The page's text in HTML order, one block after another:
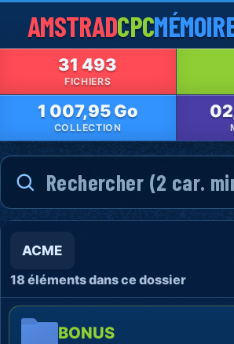
AMSTRADCPC
31 493
FICHIERS
1 007,95 Go
COLLECTION
ACME
18 éléments dans ce dossier
BONUS